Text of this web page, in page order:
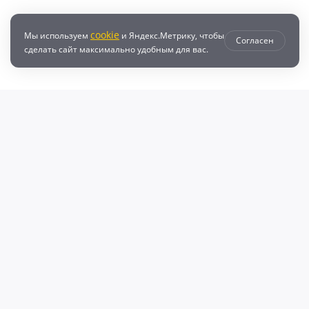
Мы используем cookie и Яндекс.Метрику, чтобы
сделать сайт максимально удобным для вас.
Согласен